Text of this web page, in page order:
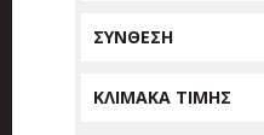
ΣΥΝΘΕΣΗ
ΚΛΙΜΑΚΑ ΤΙΜΗΣ